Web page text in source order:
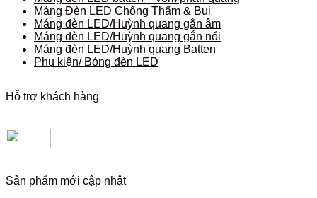
Máng Đèn LED Chống Thấm & Bụi
Máng đèn LED/Huỳnh quang gắn âm
Máng đèn LED/Huỳnh quang gắn nổi
Máng đèn LED/Huỳnh quang Batten
Phụ kiện/ Bóng đèn LED
Hỗ trợ khách hàng
Sản phẩm mới cập nhật